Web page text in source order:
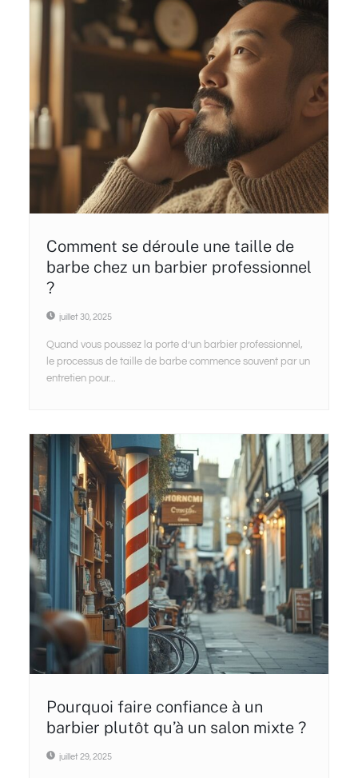
Comment se déroule une taille de
barbe chez un barbier professionnel
?
juillet 30, 2025
Quand vous poussez la porte d’un barbier professionnel,
le processus de taille de barbe commence souvent par un
entretien pour...
Pourquoi faire confiance à un
barbier plutôt qu’à un salon mixte ?
juillet 29, 2025